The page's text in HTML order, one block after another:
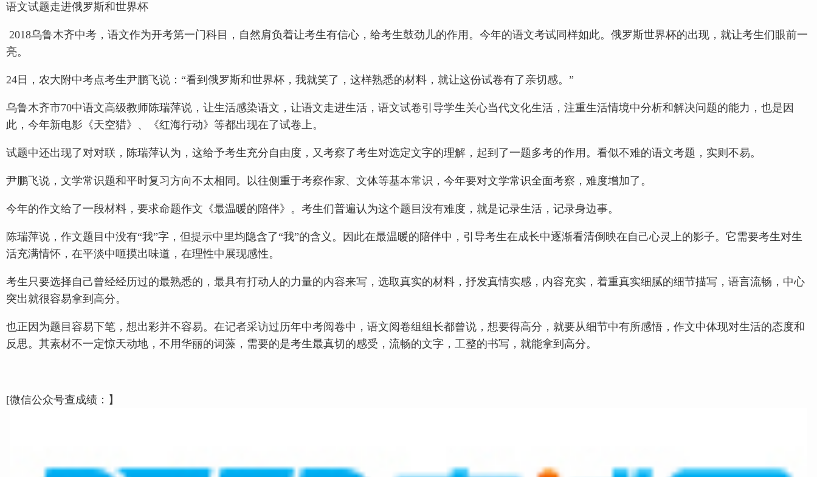
语文试题走进俄罗斯和世界杯
2018乌鲁木齐中考，语文作为开考第一门科目，自然肩负着让考生有信心，给考生鼓劲儿的作用。今年的语文考试同样如此。俄罗斯世界杯的出现，就让考生们眼前一
亮。
24日，农大附中考点考生尹鹏飞说：“看到俄罗斯和世界杯，我就笑了，这样熟悉的材料，就让这份试卷有了亲切感。”
乌鲁木齐市70中语文高级教师陈瑞萍说，让生活感染语文，让语文走进生活，语文试卷引导学生关心当代文化生活，注重生活情境中分析和解决问题的能力，也是因
此，今年新电影《天空猎》、《红海行动》等都出现在了试卷上。
试题中还出现了对对联，陈瑞萍认为，这给予考生充分自由度，又考察了考生对选定文字的理解，起到了一题多考的作用。看似不难的语文考题，实则不易。
尹鹏飞说，文学常识题和平时复习方向不太相同。以往侧重于考察作家、文体等基本常识，今年要对文学常识全面考察，难度增加了。
今年的作文给了一段材料，要求命题作文《最温暖的陪伴》。考生们普遍认为这个题目没有难度，就是记录生活，记录身边事。
陈瑞萍说，作文题目中没有“我”字，但提示中里均隐含了“我”的含义。因此在最温暖的陪伴中，引导考生在成长中逐渐看清倒映在自己心灵上的影子。它需要考生对生
活充满情怀，在平淡中咂摸出味道，在理性中展现感性。
考生只要选择自己曾经经历过的最熟悉的，最具有打动人的力量的内容来写，选取真实的材料，抒发真情实感，内容充实，着重真实细腻的细节描写，语言流畅，中心
突出就很容易拿到高分。
也正因为题目容易下笔，想出彩并不容易。在记者采访过历年中考阅卷中，语文阅卷组组长都曾说，想要得高分，就要从细节中有所感悟，作文中体现对生活的态度和
反思。其素材不一定惊天动地，不用华丽的词藻，需要的是考生最真切的感受，流畅的文字，工整的书写，就能拿到高分。
[微信公众号查成绩：】